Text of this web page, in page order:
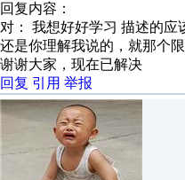
回复内容：
对： 我想好好学习 描述的应
还是你理解我说的，就那个
谢谢大家，现在已解决
回复 引用 举报